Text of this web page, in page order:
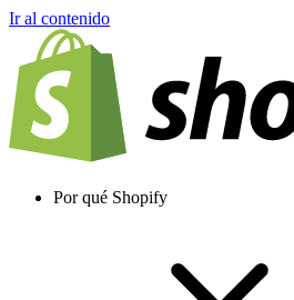
Ir al contenido
Por qué Shopify